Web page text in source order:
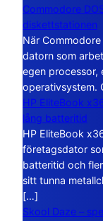
Commodore
diskettstationen
När
datorn som
egen processor,
operativsystem.
HP EliteBook
lång batteritid
HP EliteBook
företagsdator
batteritid och
sitt tunna
[…]
Skool Daze –